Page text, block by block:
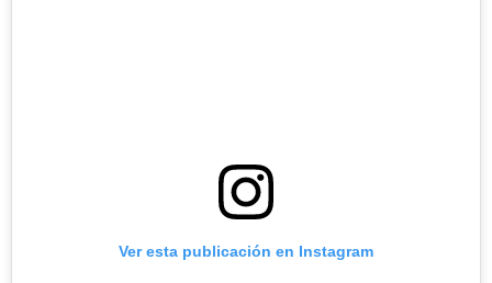
Ver esta publicación en Instagram